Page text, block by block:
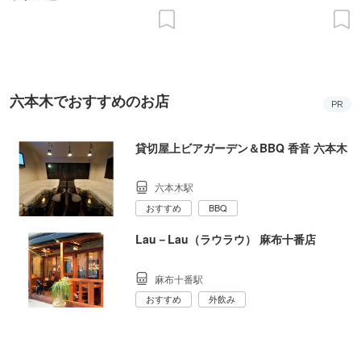
六本木でおすすめのお店 PR
貸切屋上ビアガーデン＆BBQ 香音 六本木
六本木駅
おすすめ BBQ
Lau－Lau（ラウラウ） 麻布十番店
麻布十番駅
おすすめ 外飲み